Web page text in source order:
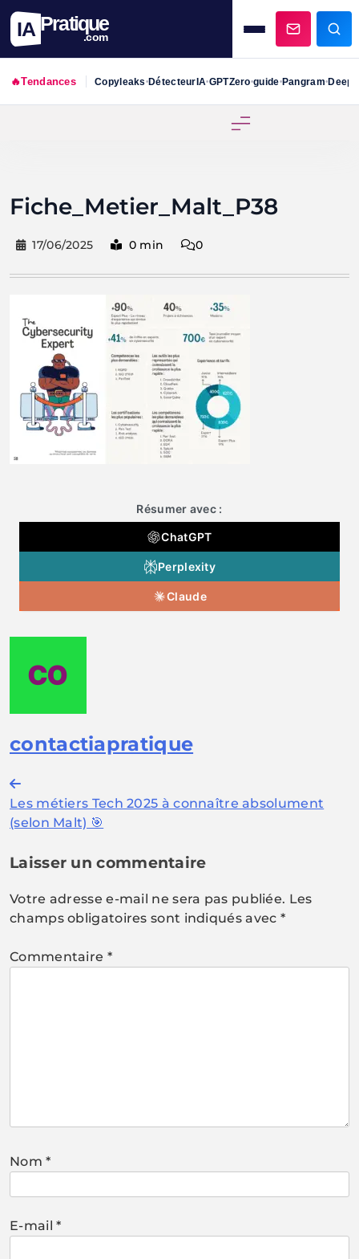
IA Pratique
.com
🔥Tendances Copyleaks •DétecteurIA•GPTZero•guide•Pangram•
Fiche_Metier_Malt_P38
17/06/2025 0 min 0
Résumer avec :
ChatGPT
Perplexity
Claude
contactiapratique
Navigation
de
Les métiers Tech 2025 à connaître absolument
(selon Malt) 🎯
Laisser un commentaire
Votre adresse e-mail ne sera pas publiée. Les
champs obligatoires sont indiqués avec *
Commentaire *
Nom*
E-mail*